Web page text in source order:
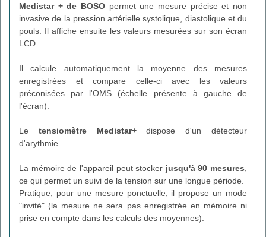
Medistar + de BOSO permet une mesure précise et non
invasive de la pression artérielle systolique, diastolique et du
pouls. Il affiche ensuite les valeurs mesurées sur son écran
LCD.
Il calcule automatiquement la moyenne des mesures
enregistrées et compare celle-ci avec les valeurs
préconisées par l'OMS (échelle présente à gauche de
l'écran).
Le tensiomètre Medistar+dispose d'un détecteur
d'arythmie.
La mémoire de l'appareil peut stocker jusqu'à 90 mesures
ce qui permet un suivi de la tension sur une longue période.
Pratique, pour une mesure ponctuelle, il propose un mode
"invité" (la mesure ne sera pas enregistrée en mémoire ni
prise en compte dans les calculs des moyennes).